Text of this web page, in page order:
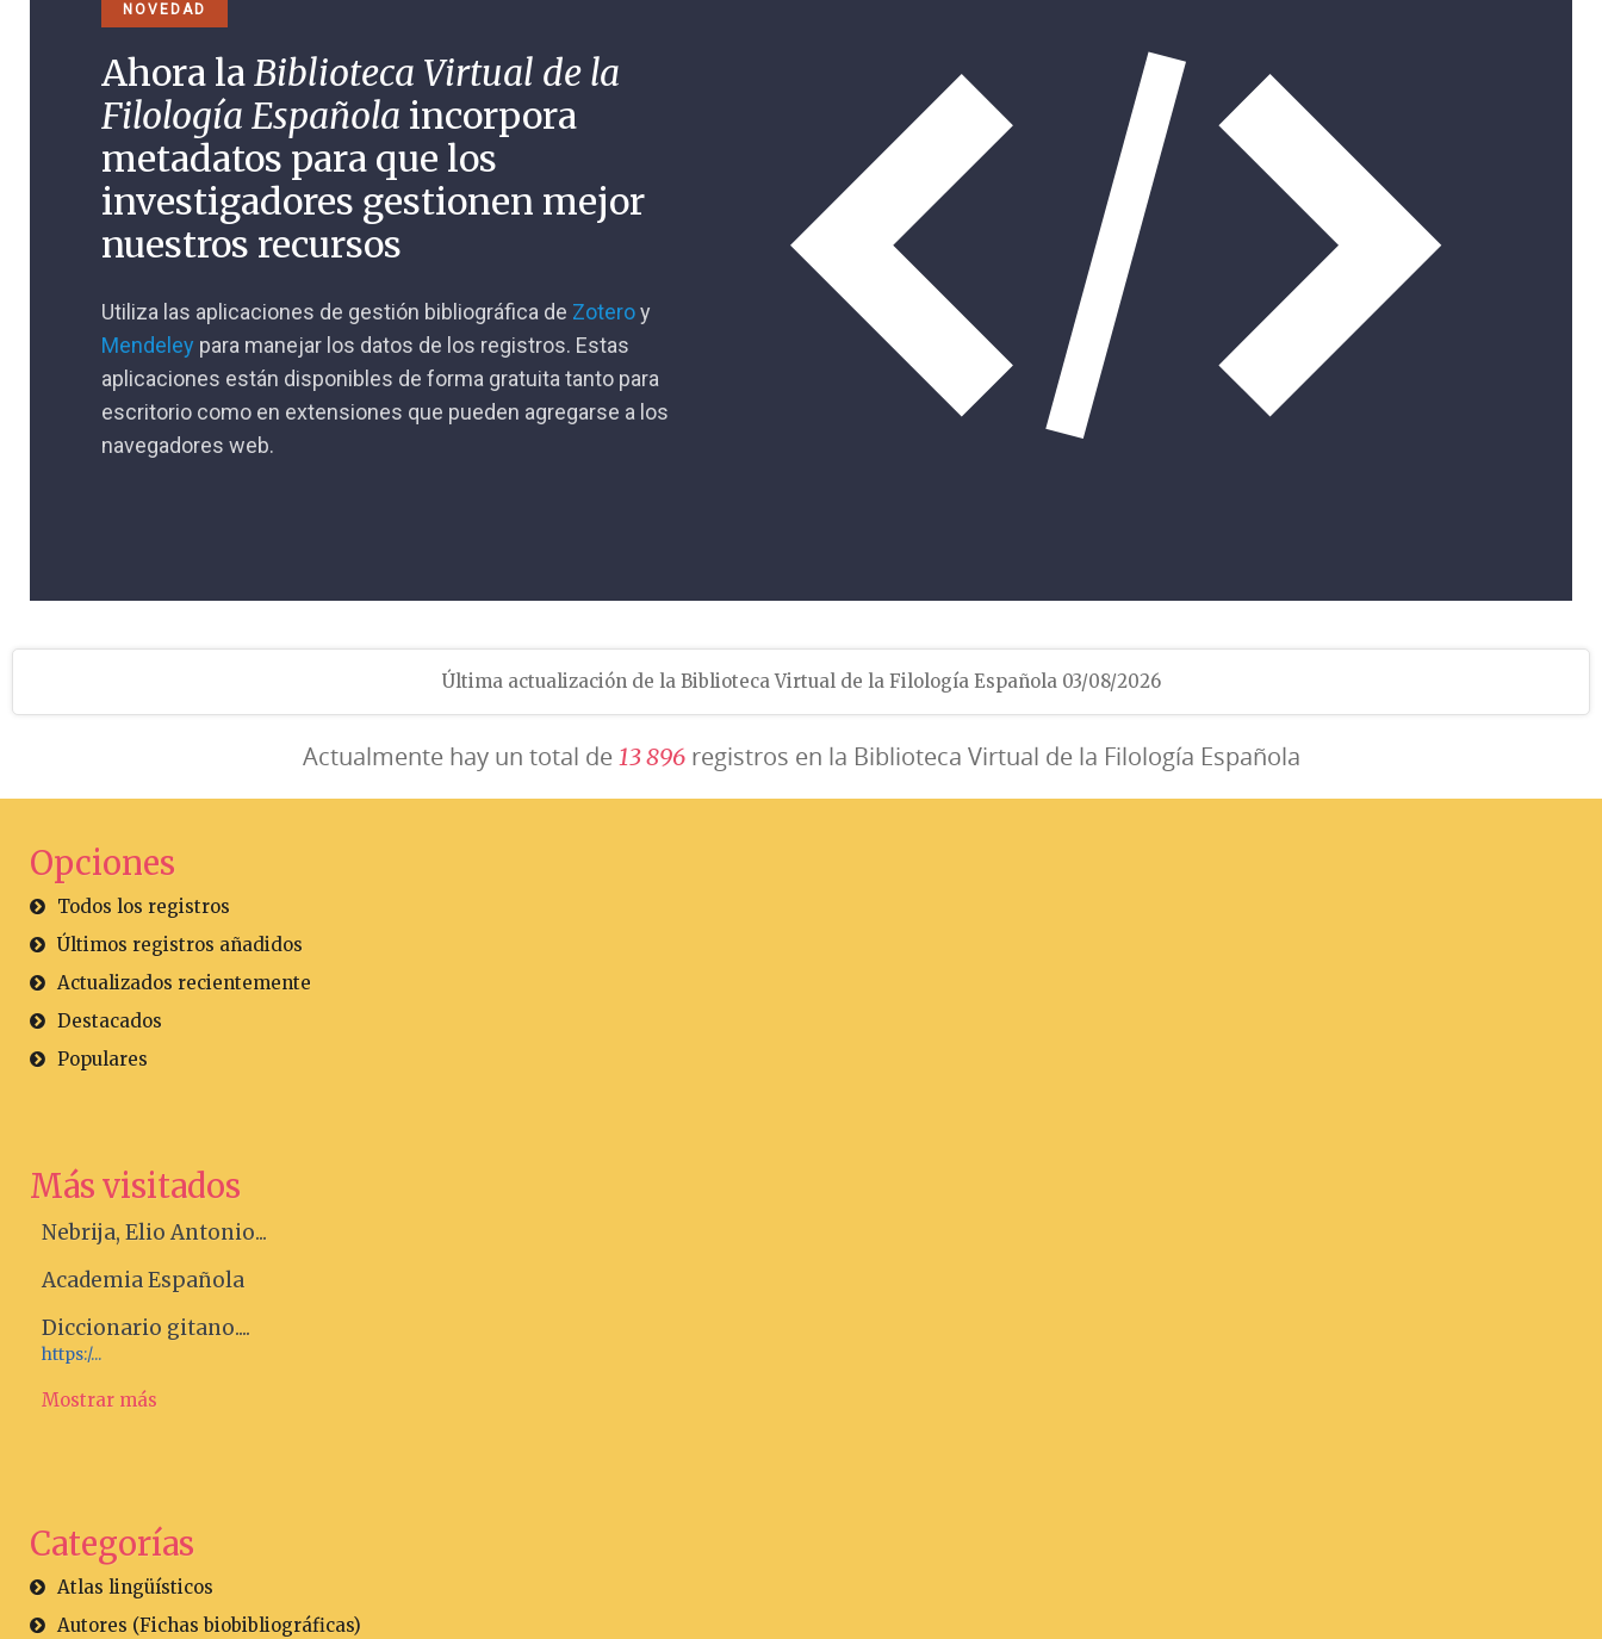
NOVEDAD
Ahora laBiblioteca Virtual de la
Filología Española incorpora
metadatos para que los
investigadores gestionen mejor
nuestros recursos
Utiliza las aplicaciones de gestión bibliográfica de Zoteroy
Mendeley para manejar los datos de los registros. Estas
aplicaciones están disponibles de forma gratuita tanto para
escritorio como en extensiones que pueden agregarse a los
navegadores web.
Última actualización de la Biblioteca Virtual de la Filología Española 03/08/2026
Actualmente hay un total de 13896registros en la Biblioteca Virtual de la Filología Española
Opciones
Todos los registros
Últimos registros añadidos
Actualizados recientemente
Destacados
Populares
Más visitados
Nebrija, Elio Antonio...
Academia Española
Diccionario gitano....
https:/...
Mostrar más
Categorías
Atlas lingüísticos
Autores (Fichas biobibliográficas)